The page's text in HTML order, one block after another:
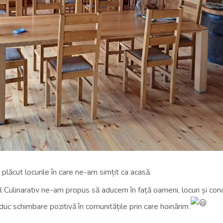
locurile în care ne-am simțit ca acasă.
Culinarativ ne-am propus să aducem în față oameni, locuri și
schimbare pozitivă în comunitățile prin care hoinărim